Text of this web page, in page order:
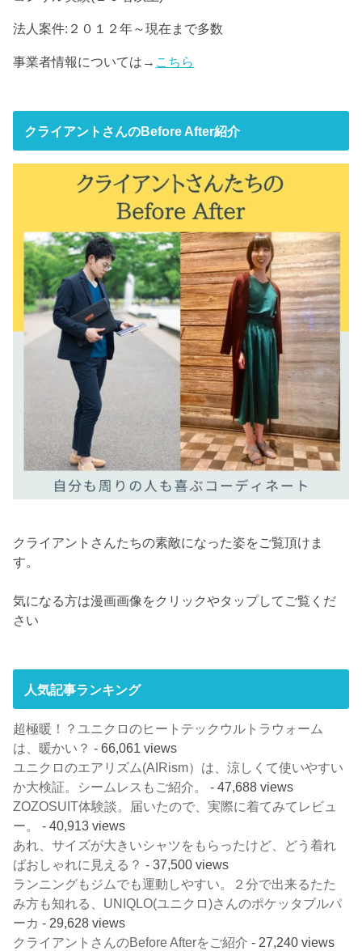
法人案件:２０１２年～現在まで多数
事業者情報については→ こちら
クライアントさんのBefore After紹介
クライアントさんたちの素敵になった姿をご覧頂けま
す。
気になる方は漫画画像をクリックやタップしてご覧くだ
さい
人気記事ランキング
超極暖！？ユニクロのヒートテックウルトラウォーム
は、暖かい？ - 66,061 views
ユニクロのエアリズム(AIRism）は、涼しくて使いやすい
か大検証。シームレスもご紹介。
- 47,688 views
ZOZOSUIT体験談。届いたので、実際に着てみてレビュ
ー。
- 40,913 views
あれ、サイズが大きいシャツをもらったけど、どう着れ
ばおしゃれに見える？ - 37,500 views
ランニングもジムでも運動しやすい。２分で出来るたた
み方も知れる、UNIQLO(ユニクロ)さんのポケッタブルパ
ーカ - 29,628 views
クライアントさんのBefore Afterをご紹介 - 27,240 views